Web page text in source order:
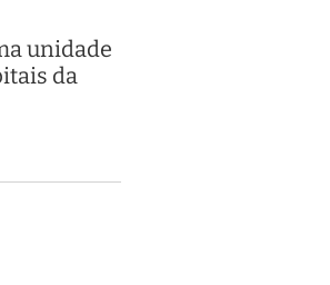
unidade
da